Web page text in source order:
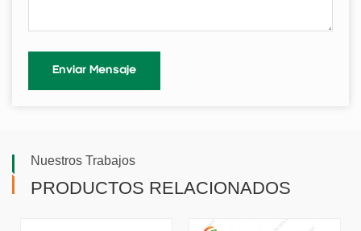
Nuestros Trabajos
PRODUCTOS RELACIONADOS